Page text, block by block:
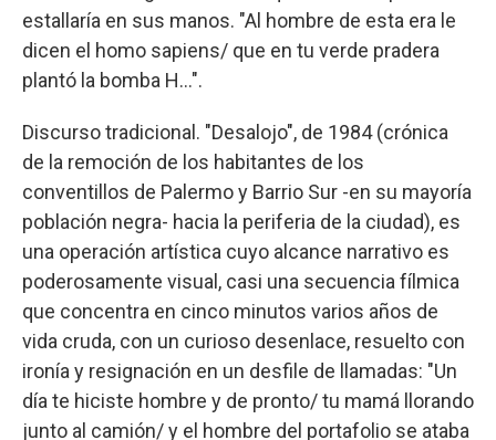
estallaría en sus manos. "Al hombre de esta era le
dicen el homo sapiens/ que en tu verde pradera
plantó la bomba H…".
Discurso tradicional. "Desalojo", de 1984 (crónica
de la remoción de los habitantes de los
conventillos de Palermo y Barrio Sur -en su mayoría
población negra- hacia la periferia de la ciudad), es
una operación artística cuyo alcance narrativo es
poderosamente visual, casi una secuencia fílmica
que concentra en cinco minutos varios años de
vida cruda, con un curioso desenlace, resuelto con
ironía y resignación en un desfile de llamadas: "Un
día te hiciste hombre y de pronto/ tu mamá llorando
junto al camión/ y el hombre del portafolio se ataba